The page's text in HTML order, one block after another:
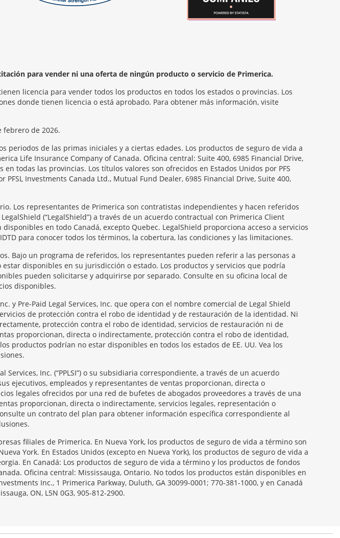
para vender ni una oferta de ningún producto o servicio de Primerica.
licencia para vender todos los productos en todos los estados o provincias. Los
donde tienen licencia o está aprobado. Para obtener más información, visite
febrero de 2026.
de las primas iniciales y a ciertas edades. Los productos de seguro de vida a
Life Insurance Company of Canada. Oficina central: Suite 400, 6985 Financial Drive,
todas las provincias. Los títulos valores son ofrecidos en Estados Unidos por PFS
Investments Canada Ltd., Mutual Fund Dealer, 6985 Financial Drive, Suite 400,
Los representantes de Primerica son contratistas independientes y hacen referidos
(“LegalShield”) a través de un acuerdo contractual con Primerica Client
en todo Canadá, excepto Quebec. LegalShield proporciona acceso a servicios
para conocer todos los términos, la cobertura, las condiciones y las limitaciones.
Bajo un programa de referidos, los representantes pueden referir a las personas a
disponibles en su jurisdicción o estado. Los productos y servicios que podría
pueden solicitarse y adquirirse por separado. Consulte en su oficina local de
disponibles.
y Pre-Paid Legal Services, Inc. que opera con el nombre comercial de Legal Shield
de protección contra el robo de identidad y de restauración de la identidad. Ni
protección contra el robo de identidad, servicios de restauración ni de
proporcionan, directa o indirectamente, protección contra el robo de identidad,
productos podrían no estar disponibles en todos los estados de EE. UU. Vea los
Inc. (“PPLSI”) o su subsidiaria correspondiente, a través de un acuerdo
ejecutivos, empleados y representantes de ventas proporcionan, directa o
legales ofrecidos por una red de bufetes de abogados proveedores a través de una
proporcionan, directa o indirectamente, servicios legales, representación o
un contrato del plan para obtener información específica correspondiente al
filiales de Primerica. En Nueva York, los productos de seguro de vida a término son
York. En Estados Unidos (excepto en Nueva York), los productos de seguro de vida a
En Canadá: Los productos de seguro de vida a término y los productos de fondos
Oficina central: Mississauga, Ontario. No todos los productos están disponibles en
Inc., 1 Primerica Parkway, Duluth, GA 30099-0001; 770-381-1000, y en Canadá
ON, L5N 0G3, 905-812-2900.